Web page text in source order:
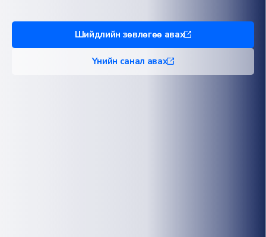
Шийдлийн зөвлөгөө авах
Үнийн санал авах